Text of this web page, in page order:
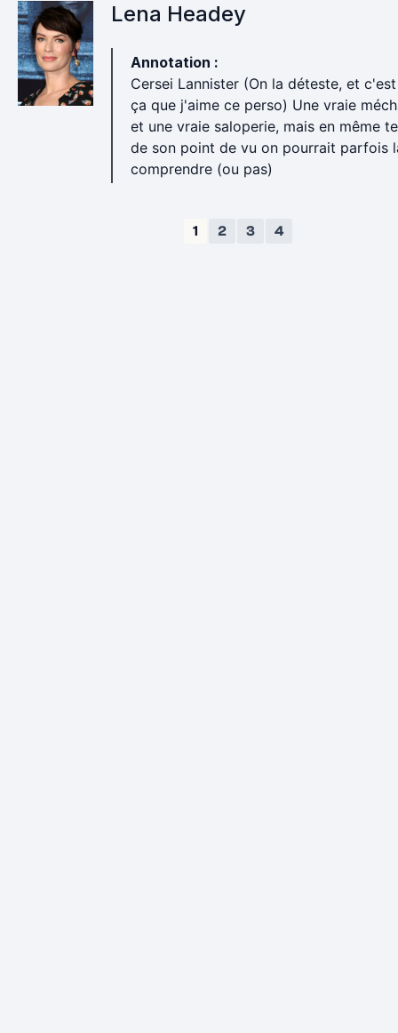
Lena Headey
Annotation :
Cersei Lannister (On la déteste, et
ça que j'aime ce perso) Une vraie
et une vraie saloperie, mais en même
de son point de vu on pourrait parfois
comprendre (ou pas)
1 2 3 4